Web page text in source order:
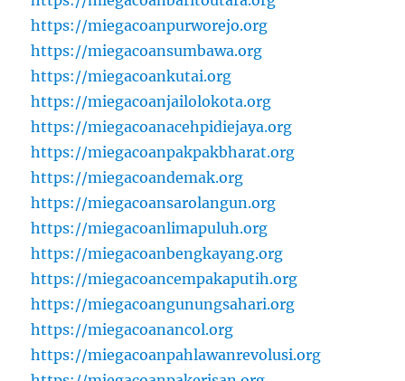
https://miegacoanpurworejo.org
https://miegacoansumbawa.org
https://miegacoankutai.org
https://miegacoanjailolokota.org
https://miegacoanacehpidiejaya.org
https://miegacoanpakpakbharat.org
https://miegacoandemak.org
https://miegacoansarolangun.org
https://miegacoanlimapuluh.org
https://miegacoanbengkayang.org
https://miegacoancempakaputih.org
https://miegacoangunungsahari.org
https://miegacoanancol.org
https://miegacoanpahlawanrevolusi.org